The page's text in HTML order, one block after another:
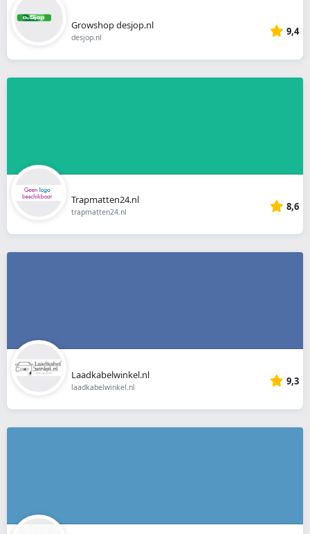
Growshop desjop.nl
desjop.nl 9,4
Trapmatten24.nl
trapmatten24.nl 8,6
Laadkabelwinkel.nl
laadkabelwinkel.nl 9,3